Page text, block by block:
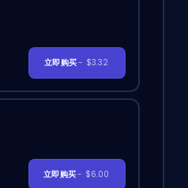
立即购买- $3.32
立即购买- $6.00